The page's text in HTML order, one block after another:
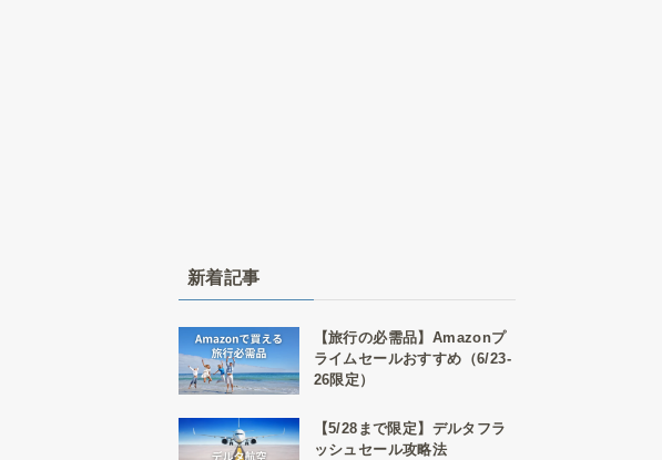
新着記事
【旅行の必需品】Amazonプ
ライムセールおすすめ（6/23-
26限定）
【5/28まで限定】デルタフラ
ッシュセール攻略法